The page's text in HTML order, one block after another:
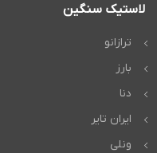
لاستیک سنگین
ترازانو
بارز
دنا
ایران تایر
ونلی